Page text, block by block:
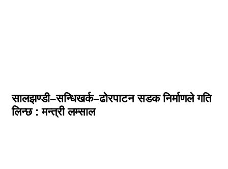
सालझण्डी–सन्धिखर्क–ढोरपाटन सडक निर्माणले गति
लिन्छ : मन्त्री लम्साल